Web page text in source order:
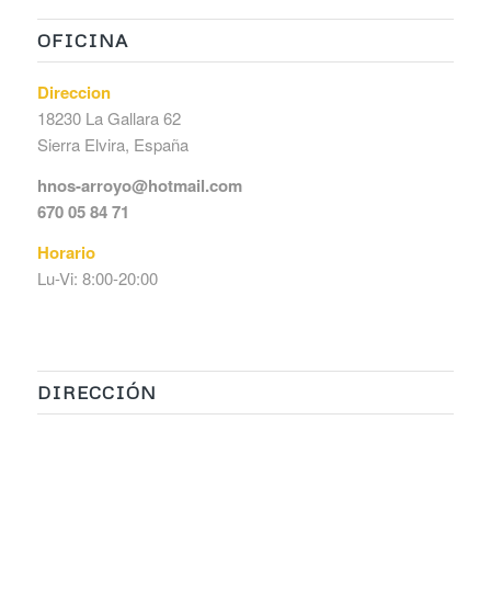
OFICINA
Direccion
18230 La Gallara 62
Sierra Elvira, España
hnos-arroyo@hotmail.com
670 05 84 71
Horario
Lu-Vi: 8:00-20:00
DIRECCIÓN